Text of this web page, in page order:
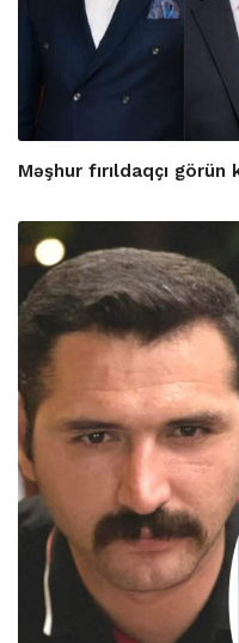
Məşhur fırıldaqçı